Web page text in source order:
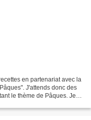
en partenariat avec la
J'attends donc des
le thème de Pâques. Je